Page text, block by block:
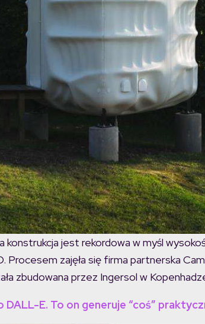
jest rekordowa w myśl
zajęła się firma partnerska
zbudowana przez Ingersol w
E. To on generuje “coś”